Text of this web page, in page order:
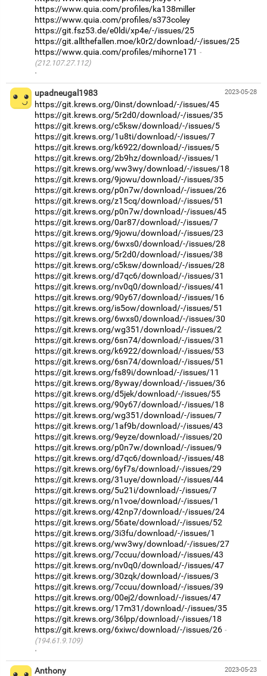
https://www.quia.com/profiles/ka138miller
https://www.quia.com/profiles/s373coley
https://git.fsz53.de/e0ldi/xp4e/-/issues/25
https://git.allthefallen.moe/k0r2/download/-/issues/25
https://www.quia.com/profiles/mihorne171
(212.107.27.112)
·
2023-05-28
upadneugal1983
https://git.krews.org/0inst/download/-/issues/45
https://git.krews.org/5r2d0/download/-/issues/35
https://git.krews.org/c5ksw/download/-/issues/5
https://git.krews.org/1u8ti/download/-/issues/7
https://git.krews.org/k6922/download/-/issues/5
https://git.krews.org/2b9hz/download/-/issues/1
https://git.krews.org/ww3wy/download/-/issues/18
https://git.krews.org/9jowu/download/-/issues/35
https://git.krews.org/p0n7w/download/-/issues/26
https://git.krews.org/z15cq/download/-/issues/51
https://git.krews.org/p0n7w/download/-/issues/45
https://git.krews.org/0ar87/download/-/issues/7
https://git.krews.org/9jowu/download/-/issues/23
https://git.krews.org/6wxs0/download/-/issues/28
https://git.krews.org/5r2d0/download/-/issues/38
https://git.krews.org/c5ksw/download/-/issues/28
https://git.krews.org/d7qc6/download/-/issues/31
https://git.krews.org/nv0q0/download/-/issues/41
https://git.krews.org/90y67/download/-/issues/16
https://git.krews.org/is5ow/download/-/issues/51
https://git.krews.org/6wxs0/download/-/issues/30
https://git.krews.org/wg351/download/-/issues/2
https://git.krews.org/6sn74/download/-/issues/31
https://git.krews.org/k6922/download/-/issues/53
https://git.krews.org/6sn74/download/-/issues/51
https://git.krews.org/fs89i/download/-/issues/11
https://git.krews.org/8yway/download/-/issues/36
https://git.krews.org/d5jek/download/-/issues/55
https://git.krews.org/90y67/download/-/issues/18
https://git.krews.org/wg351/download/-/issues/7
https://git.krews.org/1af9b/download/-/issues/43
https://git.krews.org/9eyze/download/-/issues/20
https://git.krews.org/p0n7w/download/-/issues/9
https://git.krews.org/d7qc6/download/-/issues/48
https://git.krews.org/6yf7s/download/-/issues/29
https://git.krews.org/31uye/download/-/issues/44
https://git.krews.org/5u21i/download/-/issues/7
https://git.krews.org/n1voe/download/-/issues/1
https://git.krews.org/42np7/download/-/issues/24
https://git.krews.org/56ate/download/-/issues/52
https://git.krews.org/3i3fu/download/-/issues/1
https://git.krews.org/ww3wy/download/-/issues/27
https://git.krews.org/7ccuu/download/-/issues/43
https://git.krews.org/nv0q0/download/-/issues/47
https://git.krews.org/30zqk/download/-/issues/3
https://git.krews.org/7ccuu/download/-/issues/39
https://git.krews.org/00ej2/download/-/issues/47
https://git.krews.org/17m31/download/-/issues/35
https://git.krews.org/36lpp/download/-/issues/18
https://git.krews.org/6xiwc/download/-/issues/26
(194.61.9.109)
·
2023-05-23
Anthony